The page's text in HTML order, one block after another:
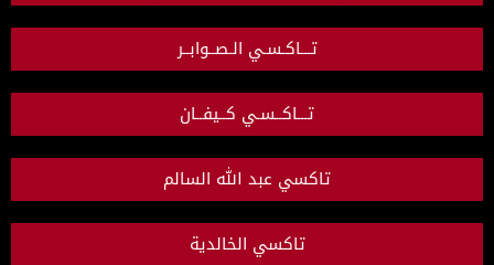
تـــاكـسـي الـصــوابــر
تـــاكــسـي كــيفــان
تاكسي عبد الله السالم
تاكسي الخالدية